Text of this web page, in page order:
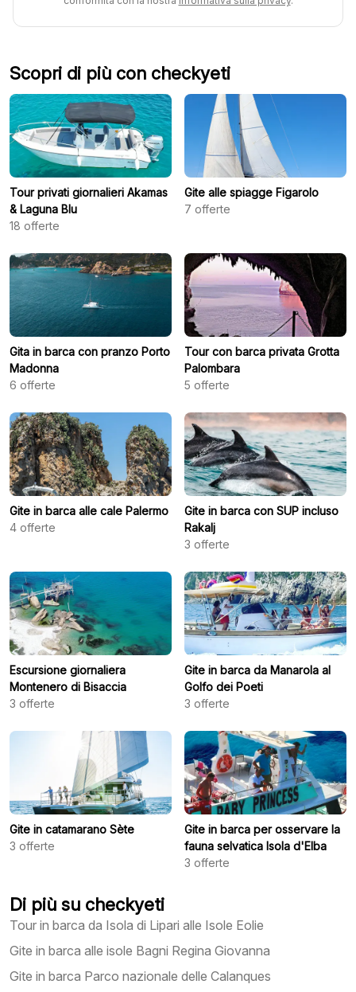
Scopri di più con checkyeti
Tour privati giornalieri Akamas
& Laguna Blu
18 offerte
Gite alle spiagge Figarolo
7 offerte
Gita in barca con pranzo Porto
Madonna
6 offerte
Tour con barca privata Grotta
Palombara
5 offerte
Gite in barca alle cale Palermo
4 offerte
Gite in barca con SUP incluso
Rakalj
3 offerte
Escursione giornaliera
Montenero di Bisaccia
3 offerte
Gite in barca da Manarola al
Golfo dei Poeti
3 offerte
Gite in catamarano Sète
3 offerte
Gite in barca per osservare la
fauna selvatica Isola d'Elba
3 offerte
Di più su checkyeti
Tour in barca da Isola di Lipari alle Isole Eolie
Gite in barca alle isole Bagni Regina Giovanna
Gite in barca Parco nazionale delle Calanques